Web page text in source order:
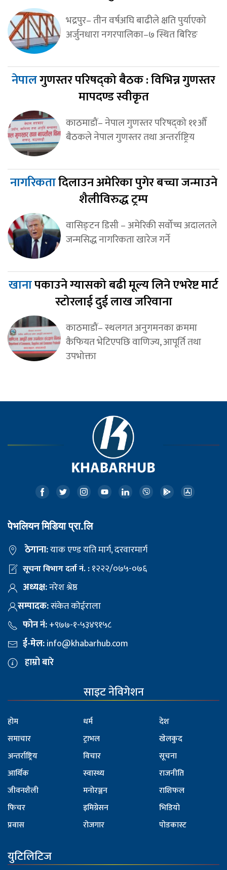
भद्रपुर– तीन वर्षअघि बाढीले क्षति पुर्याएको
अर्जुनधारा नगरपालिका–७ स्थित बिरिङ
नेपालगुणस्तर परिषद्को बैठक : विभिन्न गुणस्तर
मापदण्ड स्वीकृत
काठमाडौं– नेपाल गुणस्तर परिषद्को ११औँ
बैठकले नेपाल गुणस्तर तथा अन्तर्राष्ट्रिय
नागरिकतादिलाउन अमेरिका पुगेर बच्चा जन्माउने
शैलीविरुद्ध ट्रम्प
वासिङ्टन डिसी – अमेरिकी सर्वोच्च अदालतले
जन्मसिद्ध नागरिकता खारेज गर्ने
खानापकाउने ग्यासको बढी मूल्य लिने एभरेष्ट मार्ट
स्टोरलाई दुई लाख जरिवाना
काठमाडौं– स्थलगत अनुगमनका क्रममा
कैफियत भेटिएपछि वाणिज्य, आपूर्ति तथा
उपभोक्ता
पेभलियन मिडिया प्रा.लि
ठेगाना:याक एण्ड यति मार्ग, दरवारमार्ग
सूचना विभाग दर्ता नं. :१२२२/०७५-०७६
अध्यक्ष:नरेश श्रेष्ठ
सम्पादक:संकेत कोईराला
फोन नं:+९७७-१-५३४९१५८
ई-मेल:info@khabarhub.com
हाम्रो बारे
साइट नेविगेशन
होम
समाचार
अन्तर्राष्ट्रिय
आर्थिक
जीवनशैली
फिचर
प्रवास
धर्म
ट्राभल
विचार
स्वास्थ्य
मनोरञ्जन
इमिग्रेसन
रोजगार
देश
खेलकुद
सूचना
राजनीति
राशिफल
भिडियो
पोडकास्ट
युटिलिटिज